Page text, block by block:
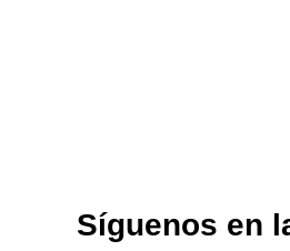
Síguenos en